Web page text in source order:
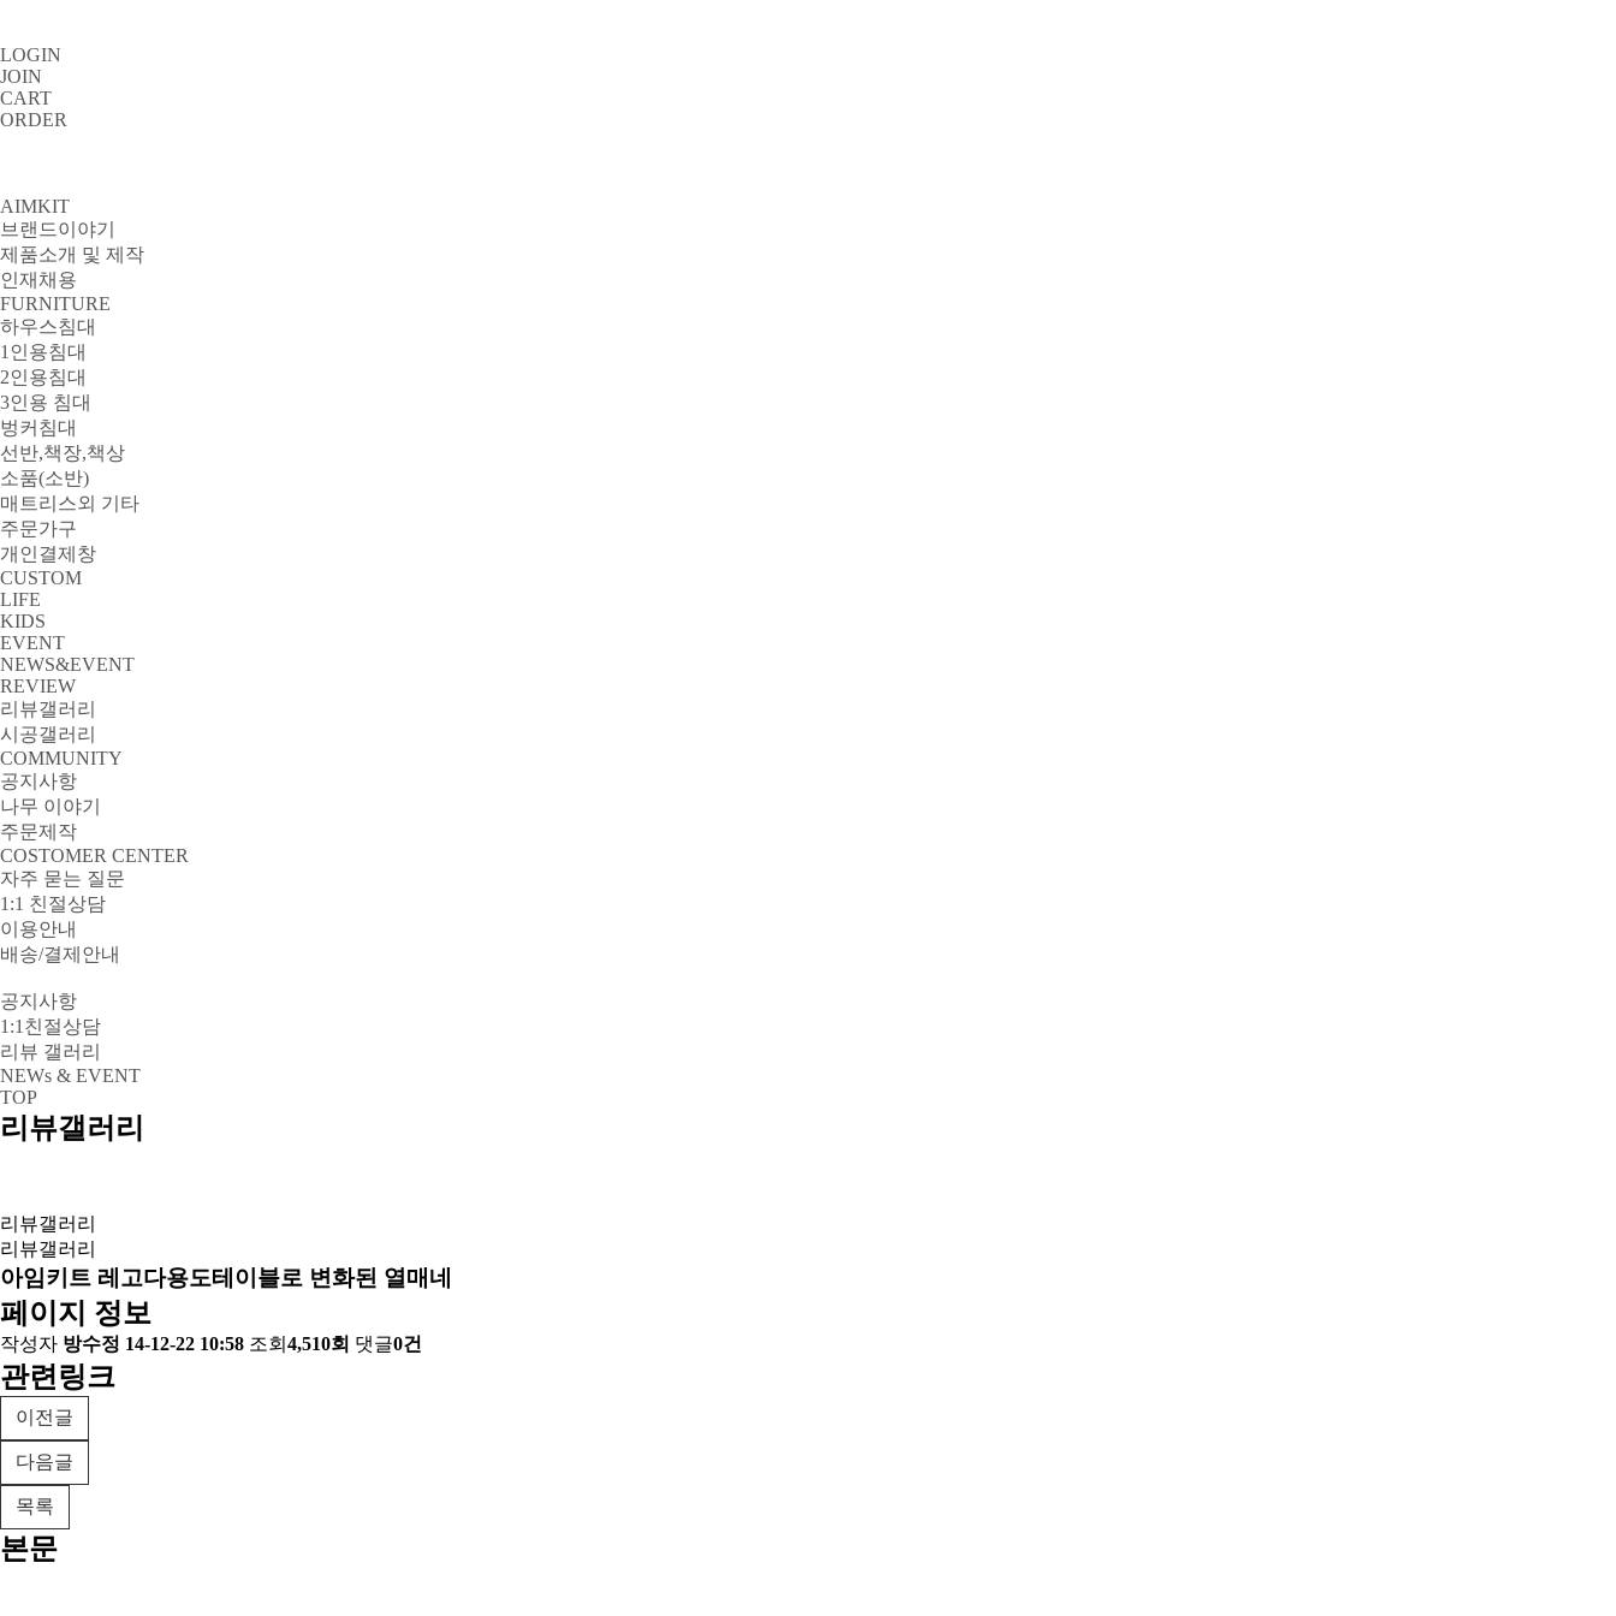
LOGIN
JOIN
CART
ORDER
AIMKIT
브랜드이야기
제품소개 및 제작
인재채용
FURNITURE
하우스침대
1인용침대
2인용침대
3인용 침대
벙커침대
선반,책장,책상
소품(소반)
매트리스외 기타
주문가구
개인결제창
CUSTOM
LIFE
KIDS
EVENT
NEWS&EVENT
REVIEW
리뷰갤러리
시공갤러리
COMMUNITY
공지사항
나무 이야기
주문제작
COSTOMER CENTER
자주 묻는 질문
1:1 친절상담
이용안내
배송/결제안내
공지사항
1:1친절상담
리뷰 갤러리
NEWs & EVENT
TOP
리뷰갤러리
리뷰갤러리
리뷰갤러리
아임키트 레고다용도테이블로 변화된 열매네
페이지 정보
작성자 방수정 14-12-22 10:58 조회 4,510회 댓글0건
관련링크
이전글
다음글
목록
본문